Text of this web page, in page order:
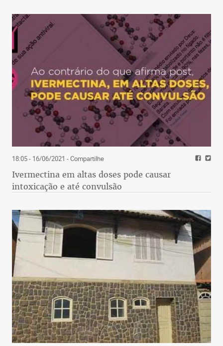
18:05 - 16/06/2021 - Compartilhe
Ivermectina em altas doses pode causar
intoxicação e até convulsão